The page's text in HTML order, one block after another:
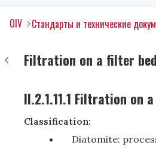
OIV Стандарты и технические
Filtration on a filter bed
II.2.1.11.1 Filtration on
Classification:
Diatomite: